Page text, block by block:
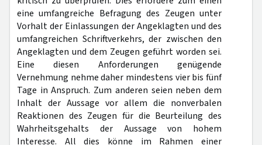
eine umfangreiche Befragung des Zeugen unter
Vorhalt der Einlassungen der Angeklagten und des
umfangreichen Schriftverkehrs, der zwischen den
Angeklagten und dem Zeugen geführt worden sei.
Eine diesen Anforderungen genügende
Vernehmung nehme daher mindestens vier bis fünf
Tage in Anspruch. Zum anderen seien neben dem
Inhalt der Aussage vor allem die nonverbalen
Reaktionen des Zeugen für die Beurteilung des
Wahrheitsgehalts der Aussage von hohem
Interesse. All dies könne im Rahmen einer